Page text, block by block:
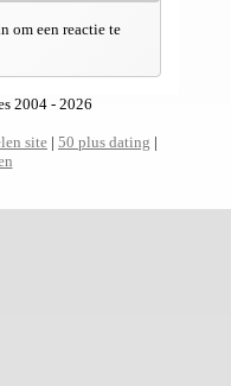
om een reactie te
2004 - 2026
site | 50 plus dating |